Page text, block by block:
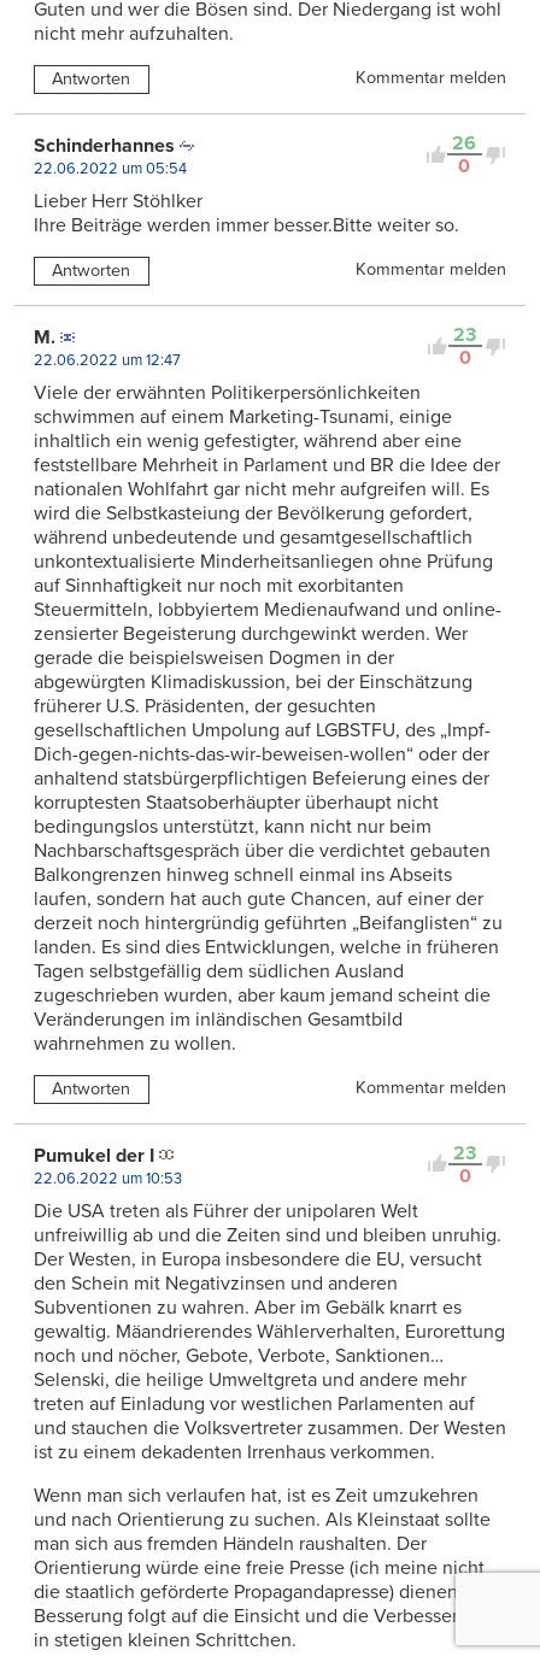
Guten und wer die Bösen sind. Der Niedergang ist wohl
nicht mehr aufzuhalten.
Antworten Kommentar melden
26
0
Schinderhannes
22.06.2022 um 05:54
Lieber Herr Stöhlker
Ihre Beiträge werden immer besser.Bitte weiter so.
Antworten Kommentar melden
23
0
M.
22.06.2022 um 12:47
Viele der erwähnten Politikerpersönlichkeiten
schwimmen auf einem Marketing-Tsunami, einige
inhaltlich ein wenig gefestigter, während aber eine
feststellbare Mehrheit in Parlament und BR die Idee der
nationalen Wohlfahrt gar nicht mehr aufgreifen will. Es
wird die Selbstkasteiung der Bevölkerung gefordert,
während unbedeutende und gesamtgesellschaftlich
unkontextualisierte Minderheitsanliegen ohne Prüfung
auf Sinnhaftigkeit nur noch mit exorbitanten
Steuermitteln, lobbyiertem Medienaufwand und online-
zensierter Begeisterung durchgewinkt werden. Wer
gerade die beispielsweisen Dogmen in der
abgewürgten Klimadiskussion, bei der Einschätzung
früherer U.S. Präsidenten, der gesuchten
gesellschaftlichen Umpolung auf LGBSTFU, des „Impf-
Dich-gegen-nichts-das-wir-beweisen-wollen“ oder der
anhaltend statsbürgerpflichtigen Befeierung eines der
korruptesten Staatsoberhäupter überhaupt nicht
bedingungslos unterstützt, kann nicht nur beim
Nachbarschaftsgespräch über die verdichtet gebauten
Balkongrenzen hinweg schnell einmal ins Abseits
laufen, sondern hat auch gute Chancen, auf einer der
derzeit noch hintergründig geführten „Beifanglisten“ zu
landen. Es sind dies Entwicklungen, welche in früheren
Tagen selbstgefällig dem südlichen Ausland
zugeschrieben wurden, aber kaum jemand scheint die
Veränderungen im inländischen Gesamtbild
wahrnehmen zu wollen.
Antworten Kommentar melden
23
0
Pumukel der I
22.06.2022 um 10:53
Die USA treten als Führer der unipolaren Welt
unfreiwillig ab und die Zeiten sind und bleiben unruhig.
Der Westen, in Europa insbesondere die EU, versucht
den Schein mit Negativzinsen und anderen
Subventionen zu wahren. Aber im Gebälk knarrt es
gewaltig. Mäandrierendes Wählerverhalten, Eurorettung
noch und nöcher, Gebote, Verbote, Sanktionen…
Selenski, die heilige Umweltgreta und andere mehr
treten auf Einladung vor westlichen Parlamenten auf
und stauchen die Volksvertreter zusammen. Der Westen
ist zu einem dekadenten Irrenhaus verkommen.
Wenn man sich verlaufen hat, ist es Zeit umzukehren
und nach Orientierung zu suchen. Als Kleinstaat sollte
man sich aus fremden Händeln raushalten. Der
Orientierung würde eine freie Presse (ich meine nicht
die staatlich geförderte Propagandapresse) dienen. Die
Besserung folgt auf die Einsicht und die Verbesserung
in stetigen kleinen Schrittchen.